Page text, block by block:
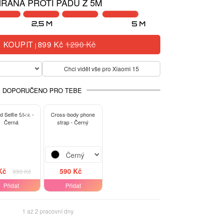
KOUPIT | 899 Kč1290 Kč
Chci vidět vše pro Xiaomi 15
DOPORUČENO PRO TEBE
-15%
Selfie Stick -
Černá
990 Kč
Přidat
Cross-body phone
strap - Černý
590 Kč
Přidat
1 až 2 pracovní dny